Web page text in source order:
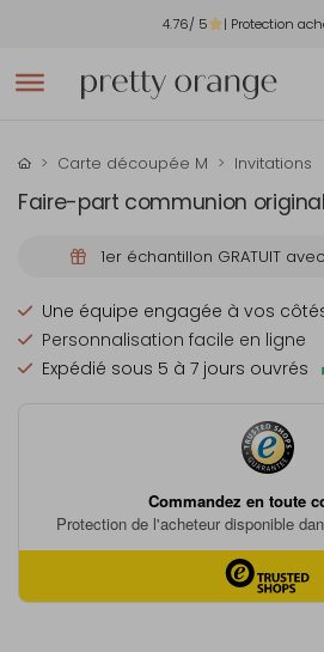
4.76/ 5 | Protection
Carte découpée M Invitations
Faire-part communion
1er échantillon GRATUIT
Une équipe engagée à vos
Personnalisation facile en ligne
Expédié sous 5 à 7 jours ouvrés